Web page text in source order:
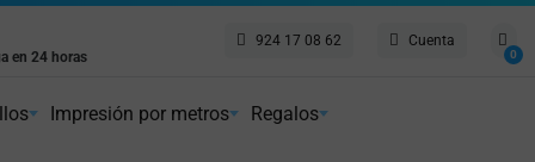
0
Cuenta
924 17 08 62
a partir de 75€
Impresión por metros Regalos